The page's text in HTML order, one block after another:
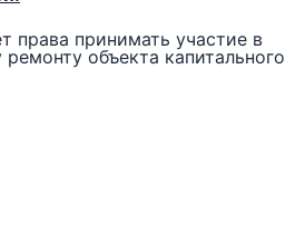
права принимать участие в
объекта капитального